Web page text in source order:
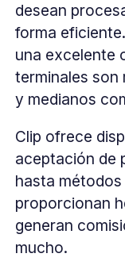
desean
forma
una excelente
terminales son
y medianos
Clip ofrece
aceptación de
hasta
proporcionan
generan
mucho.